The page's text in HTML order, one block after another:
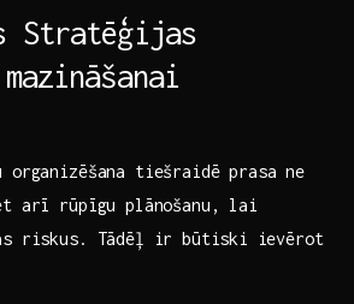
Stratēģijas
organizēšana‍ tiešraidē prasa ne
arī rūpīgu plānošanu, lai
riskus. Tādēļ ir būtiski ⁤ievērot